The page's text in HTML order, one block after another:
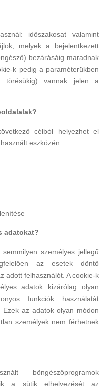
időszakosat valamint
melyek a bejelentkezett
bezárásáig maradnak
k pedig a paraméterükben
törésükig) vannak jelen a
célból helyezhet el
eszközén:
adatokat?
személyes jellegű
az esetek döntő
adott felhasználót. A cookie-k
adatok kizárólag olyan
funkciók használatát
az adatok olyan módon
személyek nem férhetnek
böngészőprogramok
a sütik elhelyezését az